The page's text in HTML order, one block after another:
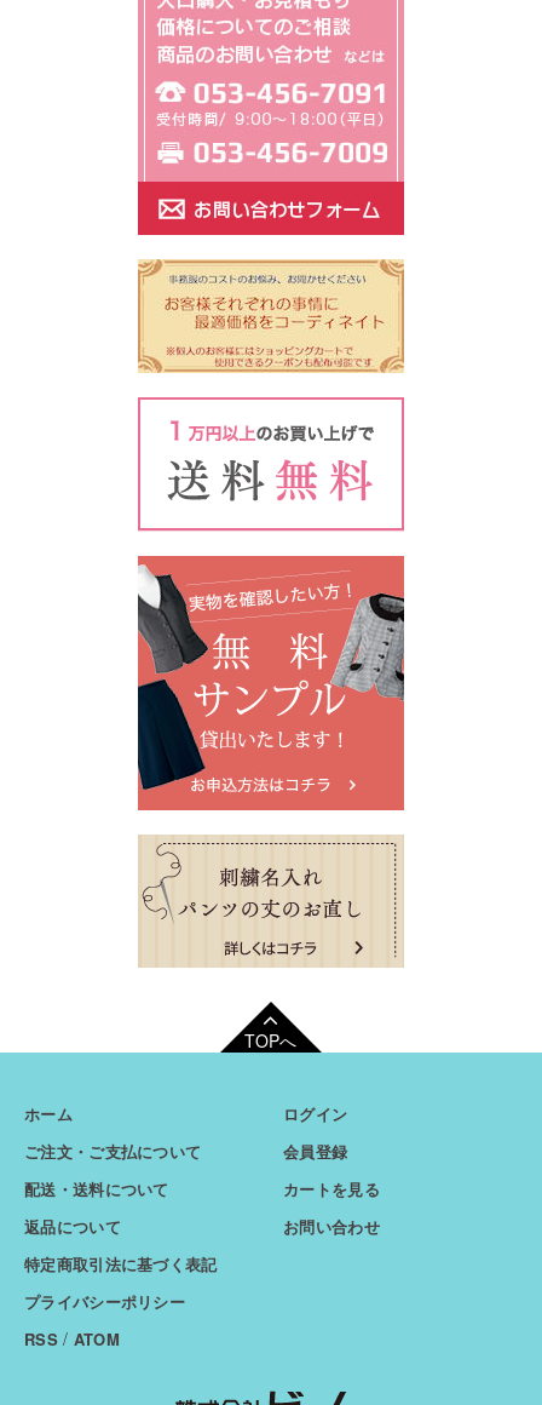
TOPへ
ホーム
ご注文・ご支払について
配送・送料について
返品について
特定商取引法に基づく表記
プライバシーポリシー
RSS/ ATOM
ログイン
会員登録
カートを見る
お問い合わせ